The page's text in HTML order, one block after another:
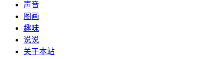
声音
图画
趣味
说说
关于本站